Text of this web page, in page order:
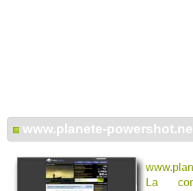
www.planete-
La